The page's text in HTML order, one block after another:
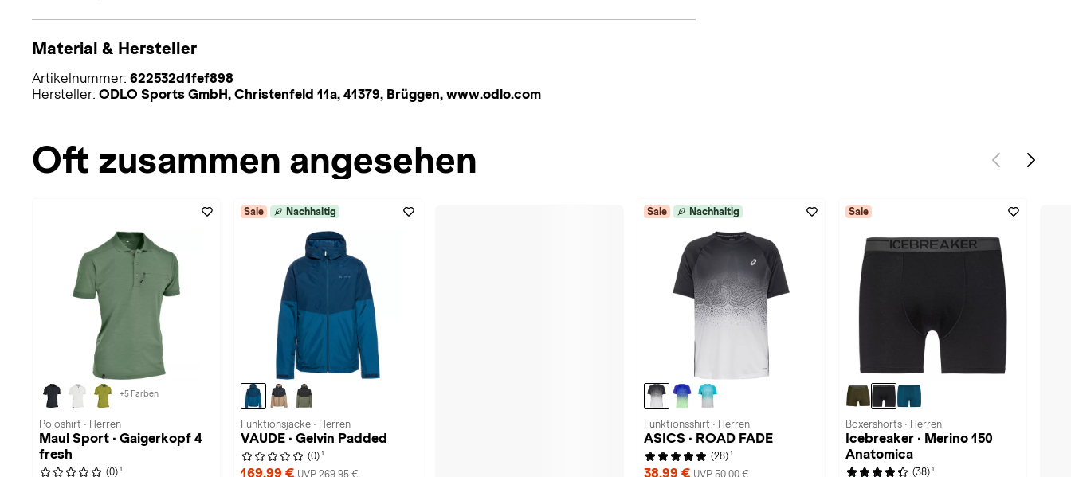
Material & Hersteller
Artikelnummer: 622532d1fef898
Hersteller: ODLO Sports GmbH, Christenfeld 11a, 41379, Brüggen, www.odlo.com
Oft zusammen angesehen
+5 Farben
Poloshirt · Herren
Maul Sport · Gaigerkopf 4
fresh
(0) 1
Sale Nachhaltig
Funktionsjacke · Herren
VAUDE · Gelvin Padded
(0) 1
169,99 € UVP 269,95 €
Sale Nachhaltig
Funktionsshirt · Herren
ASICS · ROAD FADE
(28) 1
38,99 € UVP 50,00 €
Sale
Boxershorts · Herren
Icebreaker · Merino 150
Anatomica
(38) 1